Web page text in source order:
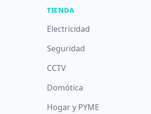
TIENDA
Electricidad
Seguridad
CCTV
Domótica
Hogar y PYME